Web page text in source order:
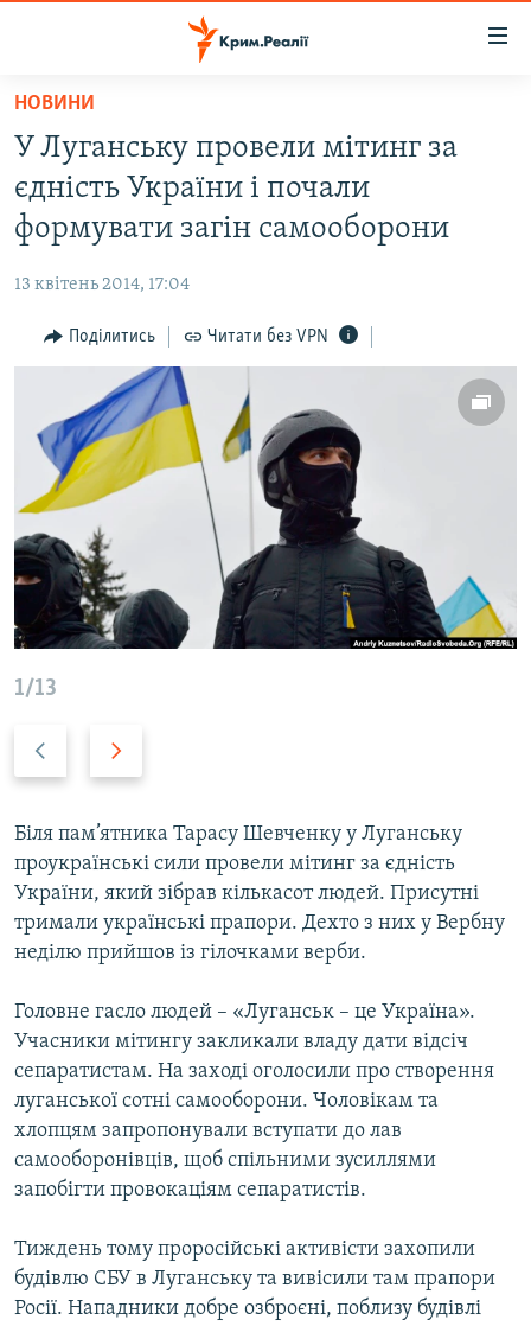
Перейти
основного
матеріалу
Перейти
до
основної
Перейти
до
ВОДА.КРИМ
ВІДЕО ТА ФОТО
БЛОГИ
ПОГЛЯД
ВСЕ ЗА ДЕНЬ
СПЕЦПРОЕКТИ
ДЕПОРТАЦІЯ
ВІДЕОУРОКИ «ELIFBE»
СВІДЧЕННЯ ОКУПАЦІЇ
УКРАЇНСЬКА ПРОБЛЕМА КРИМУ
ІНФОГРАФІКА
ЯК ОБІЙТИ БЛОКУВАННЯ
Русский
Qırımtatar
ДОЛУЧАЙСЯ!
НОВИНИ
У Луганську провели мітинг за
єдність України і почали
формувати загін самооборони
13 квітень 2014, 17:04
Поділитись Читати без VPN
1/13
Previous
Next
Біля пам’ятника Тарасу Шевченку у Луганську
проукраїнські сили провели мітинг за єдність
України, який зібрав кількасот людей. Присутні
тримали українські прапори. Дехто з них у Вербну
неділю прийшов із гілочками верби.
Головне гасло людей – «Луганськ – це Україна».
Учасники мітингу закликали владу дати відсіч
сепаратистам. На заході оголосили про створення
луганської сотні самооборони. Чоловікам та
хлопцям запропонували вступати до лав
самооборонівців, щоб спільними зусиллями
запобігти провокаціям сепаратистів.
Тиждень тому проросійські активісти захопили
будівлю СБУ в Луганську та вивісили там прапори
Росії. Нападники добре озброєні, поблизу будівлі